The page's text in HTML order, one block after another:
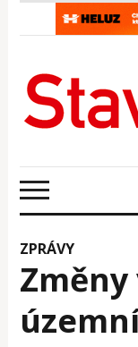
ZPRÁVY